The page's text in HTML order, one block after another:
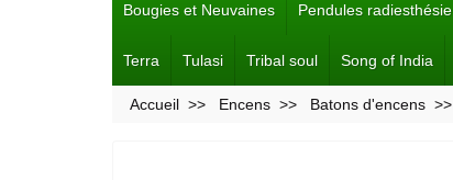
Bougies et Neuvaines Pendules radiesthésie
Terra Tulasi Tribal soul Song of India
Accueil Encens Batons d'encens